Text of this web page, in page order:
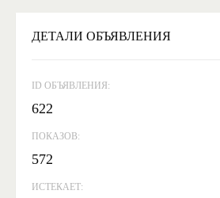
ДЕТАЛИ ОБЪЯВЛЕНИЯ
ID ОБЪЯВЛЕНИЯ:
622
ПОКАЗОВ:
572
ИСТЕКАЕТ: